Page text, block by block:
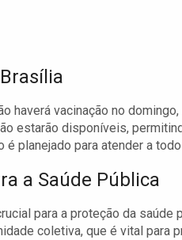
haverá vacinação no
estarão disponíveis,
é planejado para atender a
a Saúde Pública
para a proteção da
coletiva, que é vital para